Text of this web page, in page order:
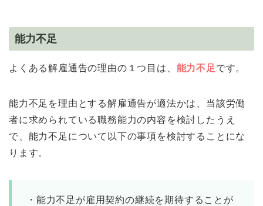
能力不足
よくある解雇通告の理由の１つ目は、 能力不足 です。
能力不足を理由とする解雇通告が適法かは、当該労働
者に求められている職務能力の内容を検討したうえ
で、能力不足について以下の事項を検討することにな
ります。
・能力不足が雇用契約の継続を期待することが